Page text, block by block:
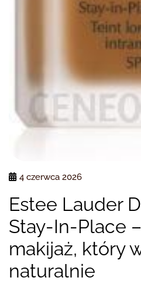
4 czerwca 2026
Estee Lauder
Stay-In-Place
makijaż, który
naturalnie